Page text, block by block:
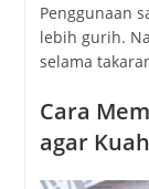
Penggunaan
lebih gurih.
selama
Cara
agar